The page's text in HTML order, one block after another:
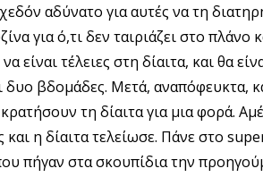
αδύνατο για αυτές να τη
για ό,τι δεν ταιριάζει στο πλάνο
είναι τέλειες στη δίαιτα, και θα
δυο βδομάδες. Μετά, αναπόφευκτα,
τη δίαιτα για μια φορά.
και η δίαιτα τελείωσε. Πάνε στο
πήγαν στα σκουπίδια την